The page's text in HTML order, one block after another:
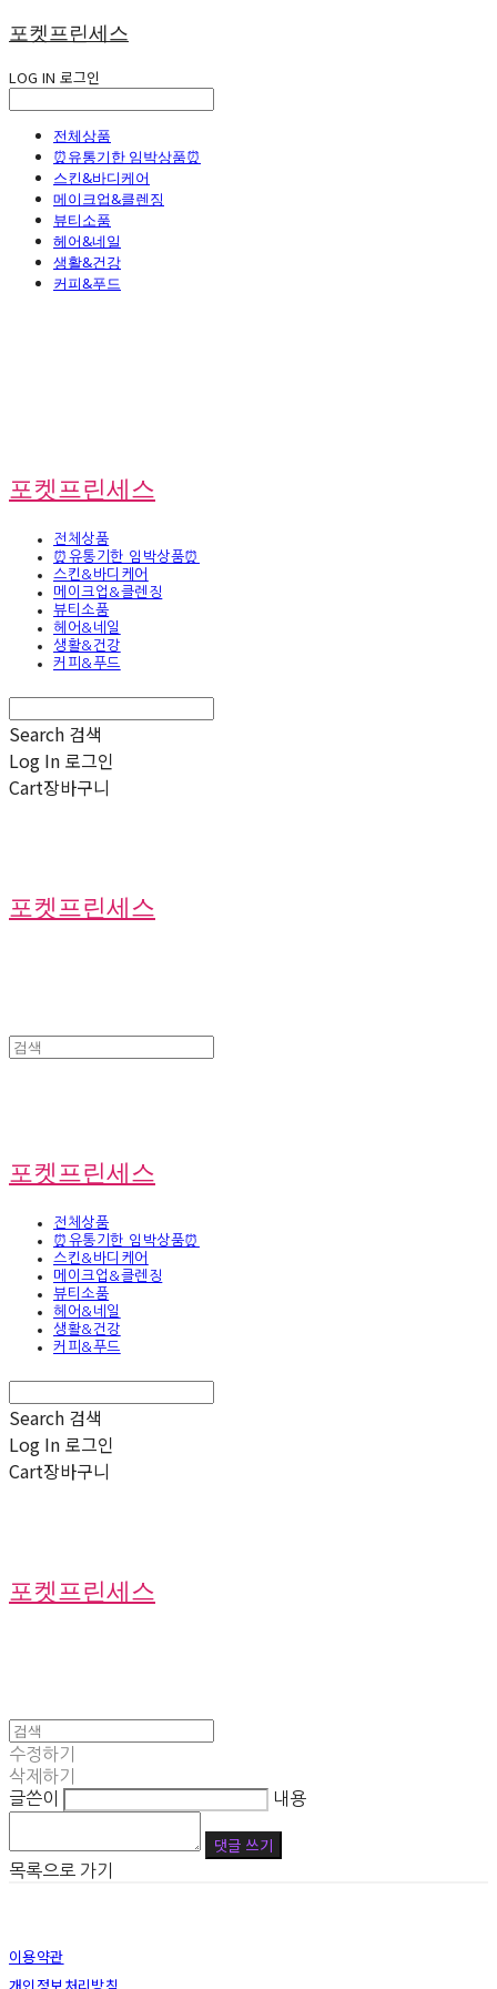
포켓프린세스
LOG IN 로그인
전체상품
⏰유통기한 임박상품⏰
스킨&바디케어
메이크업&클렌징
뷰티소품
헤어&네일
생활&건강
커피&푸드
포켓프린세스
전체상품
⏰유통기한 임박상품⏰
스킨&바디케어
메이크업&클렌징
뷰티소품
헤어&네일
생활&건강
커피&푸드
Search 검색
Log In 로그인
Cart장바구니
포켓프린세스
포켓프린세스
전체상품
⏰유통기한 임박상품⏰
스킨&바디케어
메이크업&클렌징
뷰티소품
헤어&네일
생활&건강
커피&푸드
Search 검색
Log In 로그인
Cart장바구니
포켓프린세스
수정하기
삭제하기
글쓴이
내용
댓글 쓰기
목록으로 가기
이용약관